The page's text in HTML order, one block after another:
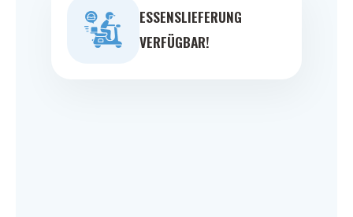
ESSENSLIEFERUNG
VERFÜGBAR!